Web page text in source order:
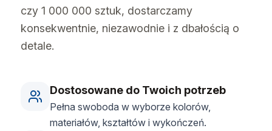
czy 1 000 000 sztuk, dostarczamy
konsekwentnie, niezawodnie i z dbałością o
detale.
Dostosowane do Twoich potrzeb
Pełna swoboda w wyborze kolorów,
materiałów, kształtów i wykończeń.